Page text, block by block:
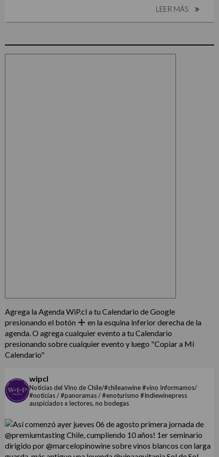
LEER MÁS
Agrega la Agenda WiP.cl a tu Calendario de Google
presionando el botón
en la esquina inferior derecha de la
agenda. O agrega cualquier evento a tu Calendario
presionando sobre cualquier evento y luego "Copiar a Mi
Calendario"
wipcl
Noticias del Vino de Chile/#chileanwine #vino Informamos/
#noticias / #panoramas / #enoturismo #Indiewinepress
auspiciados x lectores, no bodegas